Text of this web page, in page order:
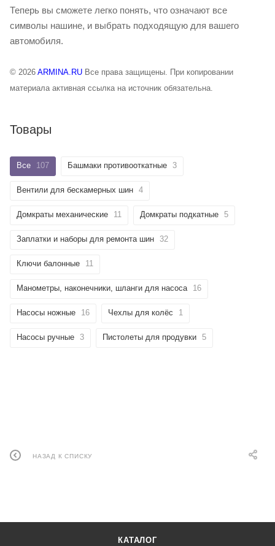
Теперь вы сможете легко понять, что означают все
символы нашине, и выбрать подходящую для вашего
автомобиля.
© 2026 ARMINA.RU Все права защищены. При копировании
материала активная ссылка на источник обязательна.
Товары
Все 107 Башмаки противооткатные 3
Вентили для бескамерных шин 4
Домкраты механические 11 Домкраты подкатные 5
Заплатки и наборы для ремонта шин 32
Ключи балонные 11
Манометры, наконечники, шланги для насоса 16
Насосы ножные 16 Чехлы для колёс 1
Насосы ручные 3 Пистолеты для продувки 5
НАЗАД К СПИСКУ
КАТАЛОГ